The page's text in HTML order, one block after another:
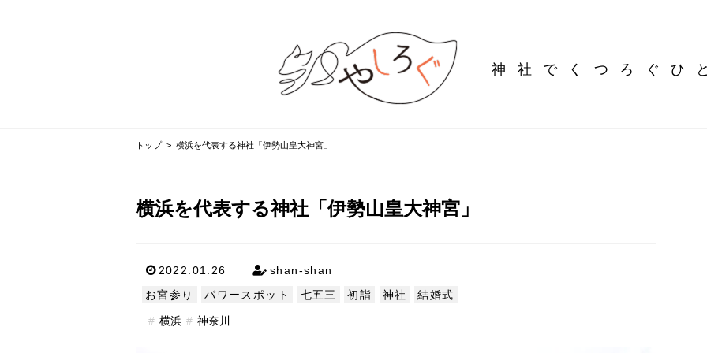
神社でくつろぐ ひ
トップ> 横浜を代表する神社「伊勢山皇大神宮」
横浜を代表する神社「伊勢山皇大神宮」
2022.01.26
shan-shan
お宮参り
パワースポット 七五三 初詣 神社 結婚式
横浜 神奈川